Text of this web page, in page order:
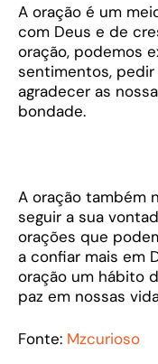
A oração é um
com Deus e de
oração, podemos
sentimentos, pedir
agradecer as
bondade.
A oração também
seguir a sua
orações que
a confiar mais em
oração um hábito
paz em nossas
Fonte: Mzcurioso